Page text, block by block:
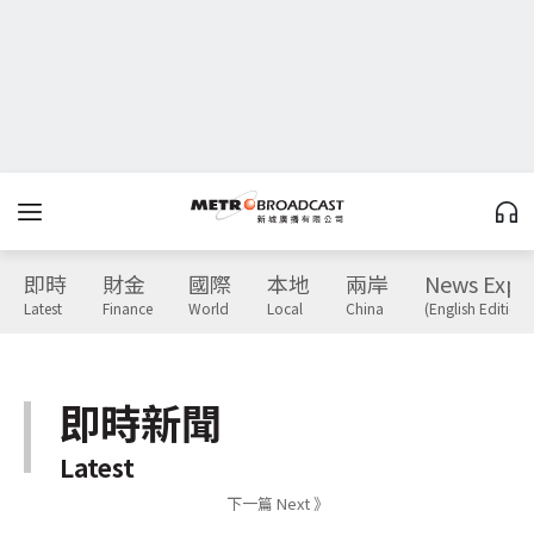
即時
Latest
財金
Finance
國際
World
本地
Local
兩岸
China
News
(English Edition)
即時新聞
Latest
下一篇 Next 》